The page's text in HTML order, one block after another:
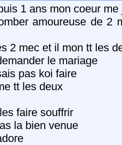
1 ans mon coeur
amoureuse de 2
2 mec et il mon tt les
le mariage
pas koi faire
tt les deux
faire souffrir
la bien venue